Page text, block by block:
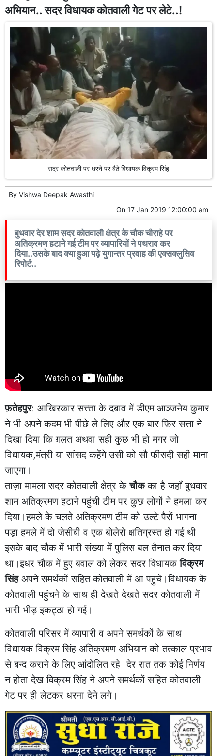
अभियान.. सदर विधायक कोतवाली गेट पर लेटे..!
सदर कोतवाली पर धरने पर बैठे विधायक विक्रम सिंह
By Vishwa Deepak Awasthi
On 17 Jan 2019 12:00:00 am
बुधवार देर शाम सदर कोतवाली क्षेत्र के चौक चौराहे पर
अतिक्रमण हटाने गई टीम पर व्यापारियों ने पथराव कर
दिया..उसके बाद क्या हुआ पढ़े युगान्तर प्रवाह की एक्सक्लुसिव
रिपोर्ट..
फ़तेहपुर: आखिरकार सत्त्ता के दबाव में डीएम आञ्जनेय कुमार
ने भी अपने कदम भी पीछे ले लिए औऱ एक बार फ़िर सत्ता ने
दिखा दिया कि ग़लत अथवा सही कुछ भी हो मगर जो
विधायक,मंत्री या सांसद कहेंगे उसी को सौ फीसदी सही माना
जाएगा।
ताज़ा मामला सदर कोतवाली क्षेत्र केचौकका है जहाँ बुधवार
शाम अतिक्रमण हटाने पहुंची टीम पर कुछ लोगों ने हमला कर
दिया।हमले के चलते अतिक्रमण टीम को उल्टे पैरों भागना
पड़ा हमले में दो जेसीबी व एक बोलेरो क्षतिग्रस्त हो गई थी
इसके बाद चौक में भारी संख्या में पुलिस बल तैनात कर दिया
था।इधर चौक में हुए बवाल को लेकर सदर विधायकविक्रम
सिंहअपने समर्थकों सहित कोतवाली में आ पहुंचे।विधायक के
कोतवाली पहुंचने के साथ ही देखते देखते सदर कोतवाली में
भारी भीड़ इकट्ठा हो गई।
कोतवाली परिसर में व्यापारी व अपने समर्थकों के साथ
विधायक विक्रम सिंह अतिक्रमण अभियान को तत्काल प्रभाव
से बन्द कराने के लिए आंदोलित रहे।देर रात तक कोई निर्णय
न होता देख विक्रम सिंह ने अपने समर्थकों सहित कोतवाली
गेट पर ही लेटकर धरना देने लगे।